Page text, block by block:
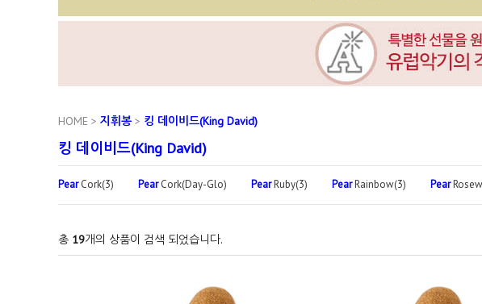
HOME > 지휘봉 > 킹 데이비드(King David)
킹 데이비드(King David)
PearCork(3) PearCork(Day-Glo) PearRuby(3) PearRainbow(3) Pear
총 19개의 상품이 검색 되었습니다.